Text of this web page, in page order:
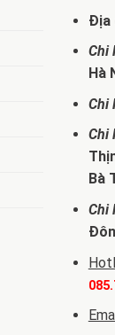
Địa
Chi
Hà
Chi
Chi
Bà
Chi